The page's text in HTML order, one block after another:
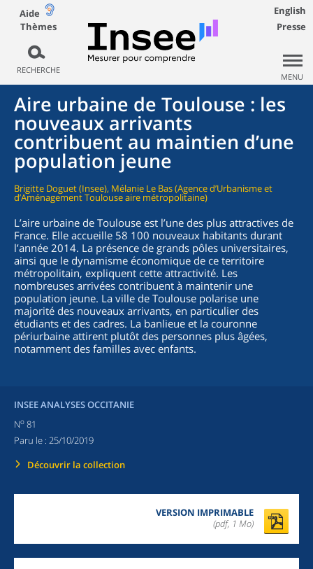
Aide
Thèmes
RECHERCHE
English
Presse
MENU
Aire urbaine de Toulouse : les
nouveaux arrivants
contribuent au maintien d’une
population jeune
Brigitte Doguet (Insee), Mélanie Le Bas (Agence d’Urbanisme et
d’Aménagement Toulouse aire métropolitaine)
L’aire urbaine de Toulouse est l’une des plus attractives de
France. Elle accueille 58 100 nouveaux habitants durant
l’année 2014. La présence de grands pôles universitaires,
ainsi que le dynamisme économique de ce territoire
métropolitain, expliquent cette attractivité. Les
nombreuses arrivées contribuent à maintenir une
population jeune. La ville de Toulouse polarise une
majorité des nouveaux arrivants, en particulier des
étudiants et des cadres. La banlieue et la couronne
périurbaine attirent plutôt des personnes plus âgées,
notamment des familles avec enfants.
INSEE ANALYSES OCCITANIE
No 81
Paru le : 25/10/2019
Découvrir la collection
VERSION IMPRIMABLE
(pdf, 1 Mo)